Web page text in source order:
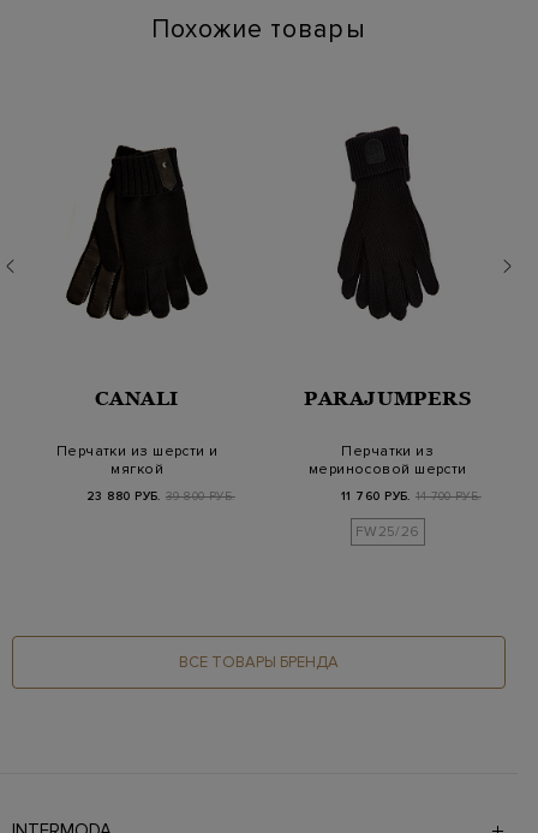
Похожие товары
CANALI
Перчатки из шерсти и
мягкой
кожи
23 880 РУБ. 39 800 РУБ.
PARAJUMPERS
Перчатки из
мериносовой шерсти
11 760 РУБ. 14 700 РУБ.
FW25/26
ВСЕ ТОВАРЫ БРЕНДА